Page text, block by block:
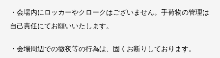
・会場内にロッカーやクロークはございません。手荷物の管理は
自己責任にてお願いいたします。
・会場周辺での徹夜等の行為は、固くお断りしております。